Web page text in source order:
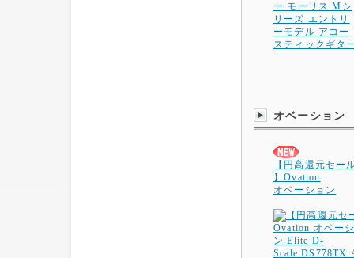
オベーション
【円高還元セー
】Ovation
オベーション